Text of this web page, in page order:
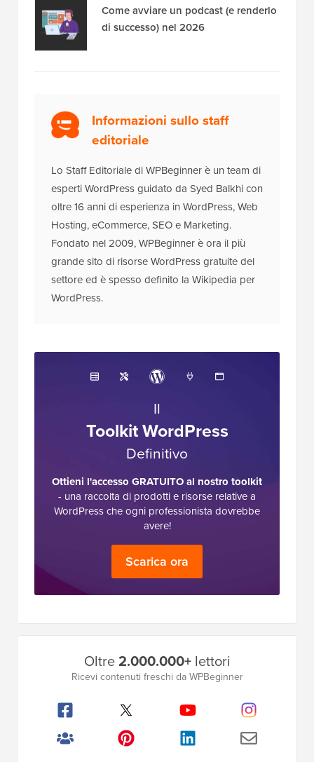
Come avviare un podcast (e renderlo
di successo) nel 2026
Informazioni sullo staff
editoriale
Lo Staff Editoriale di WPBeginner è un team di
esperti WordPress guidato da Syed Balkhi con
oltre 16 anni di esperienza in WordPress, Web
Hosting, eCommerce, SEO e Marketing.
Fondato nel 2009, WPBeginner è ora il più
grande sito di risorse WordPress gratuite del
settore ed è spesso definito la Wikipedia per
WordPress.
Il
Toolkit WordPress
Definitivo
Ottieni l'accesso GRATUITO al nostro toolkit
- una raccolta di prodotti e risorse relative a
WordPress che ogni professionista dovrebbe
avere!
Scarica ora
Oltre2.000.000+lettori
Ricevi contenuti freschi da WPBeginner